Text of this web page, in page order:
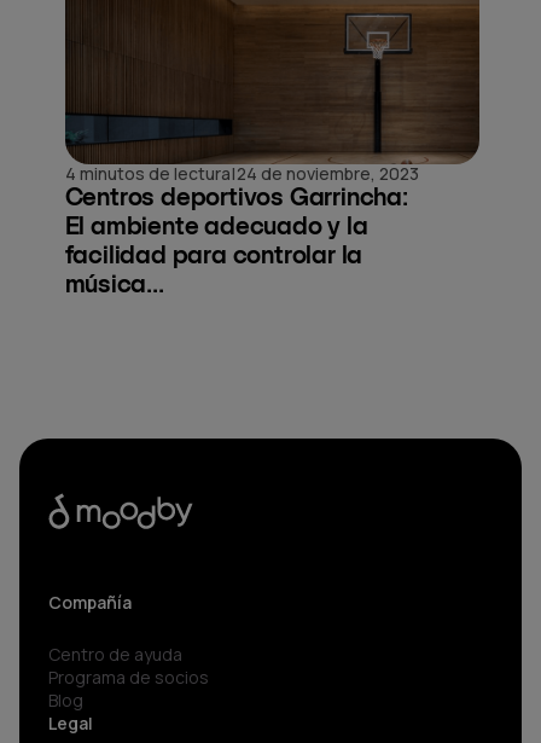
4 minutos de lectura|24 de noviembre, 2023
Centros deportivos Garrincha:
El ambiente adecuado y la
facilidad para controlar la
música...
Compañía
Centro de ayuda
Programa de socios
Blog
Legal